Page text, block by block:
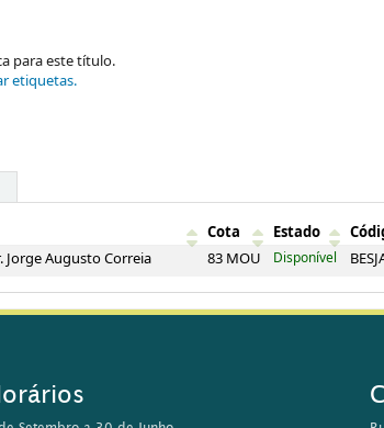
para este título.
etiquetas.
Cota Estado
Jorge Augusto Correia 83 MOU Disponível